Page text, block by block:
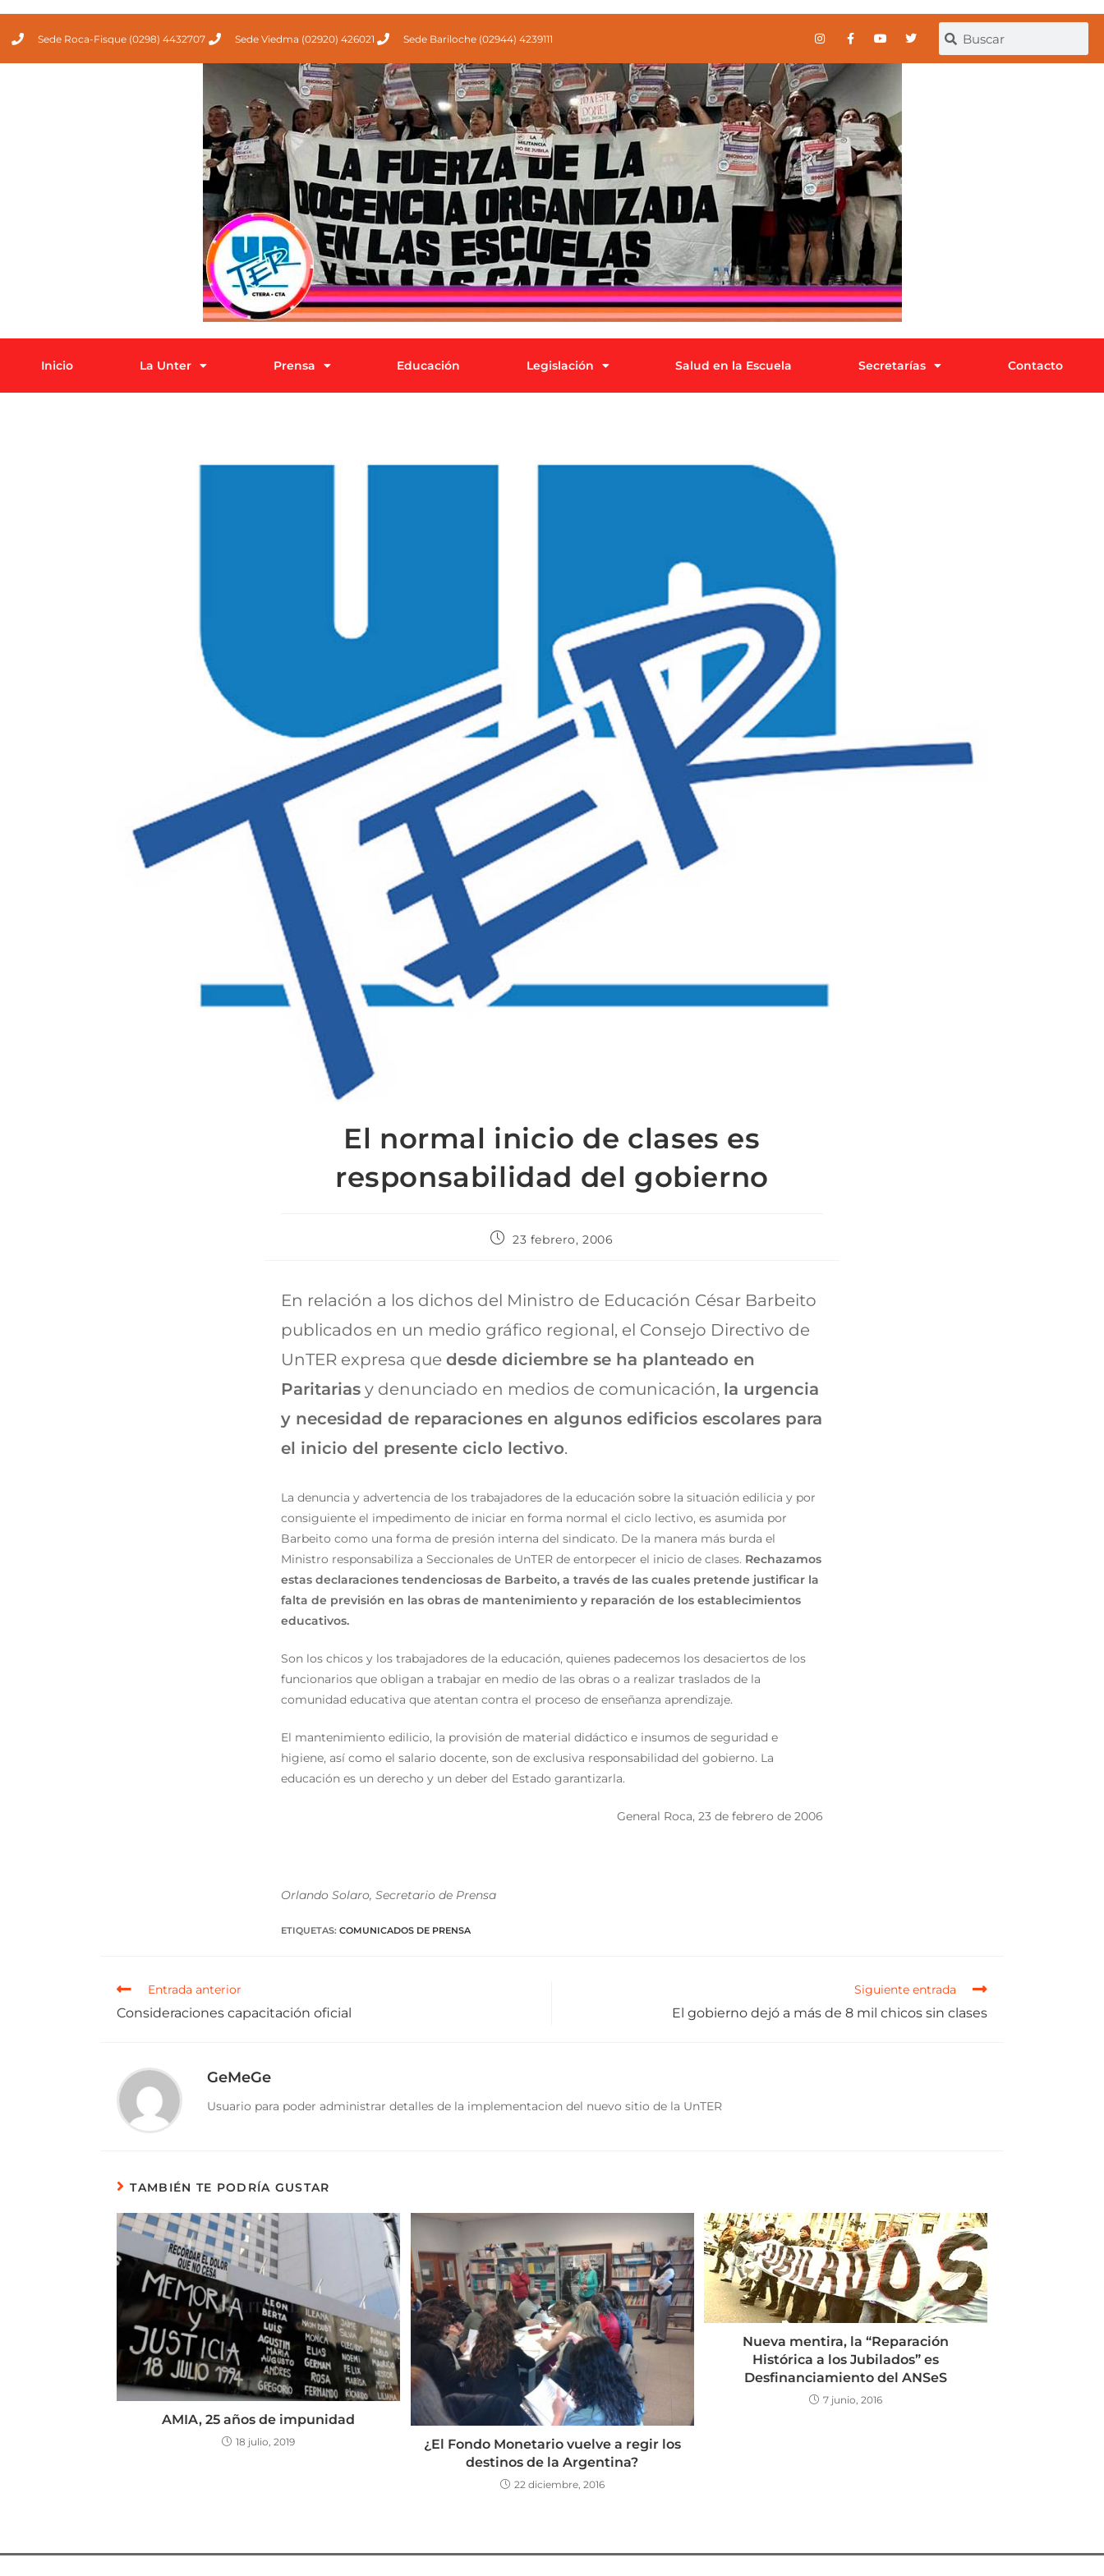
Sede Roca-Fisque (0298) 4432707 Sede Viedma (02920) 426021 Sede Bariloche (02944) 4239111
Inicio La Unter Prensa Educación Legislación Salud en la Escuela Secretarías Contacto
El normal inicio de clases es
responsabilidad del gobierno
23 febrero, 2006
En relación a los dichos del Ministro de Educación César Barbeito
publicados en un medio gráfico regional, el Consejo Directivo de
UnTER expresa que desde diciembre se ha planteado en
Paritarias y denunciado en medios de comunicación, la urgencia
y necesidad de reparaciones en algunos edificios escolares para
el inicio del presente ciclo lectivo.
La denuncia y advertencia de los trabajadores de la educación sobre la situación edilicia y por
consiguiente el impedimento de iniciar en forma normal el ciclo lectivo, es asumida por
Barbeito como una forma de presión interna del sindicato. De la manera más burda el
Ministro responsabiliza a Seccionales de UnTER de entorpecer el inicio de clases. Rechazamos
estas declaraciones tendenciosas de Barbeito, a través de las cuales pretende justificar la
falta de previsión en las obras de mantenimiento y reparación de los establecimientos
educativos.
Son los chicos y los trabajadores de la educación, quienes padecemos los desaciertos de los
funcionarios que obligan a trabajar en medio de las obras o a realizar traslados de la
comunidad educativa que atentan contra el proceso de enseñanza aprendizaje.
El mantenimiento edilicio, la provisión de material didáctico e insumos de seguridad e
higiene, así como el salario docente, son de exclusiva responsabilidad del gobierno. La
educación es un derecho y un deber del Estado garantizarla.
General Roca, 23 de febrero de 2006
Orlando Solaro, Secretario de Prensa
ETIQUETAS: COMUNICADOS DE PRENSA
Entrada anterior
Consideraciones capacitación oficial
Siguiente entrada
El gobierno dejó a más de 8 mil chicos sin clases
GeMeGe
Usuario para poder administrar detalles de la implementacion del nuevo sitio de la UnTER
TAMBIÉN TE PODRÍA GUSTAR
AMIA, 25 años de impunidad
18 julio, 2019
¿El Fondo Monetario vuelve a regir los
destinos de la Argentina?
22 diciembre, 2016
Nueva mentira, la “Reparación
Histórica a los Jubilados” es
Desfinanciamiento del ANSeS
7 junio, 2016